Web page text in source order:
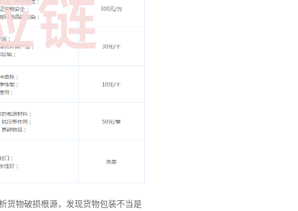
货物破损根源，发现货物包装不当是